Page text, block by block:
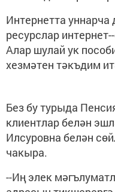
Интернетта уннарча
ресурслар
Алар шулай ук
хезмәтен тәкъдим
Без бу турыда
клиентлар белән
Илсуровна белән
чакыра.
--Иң элек